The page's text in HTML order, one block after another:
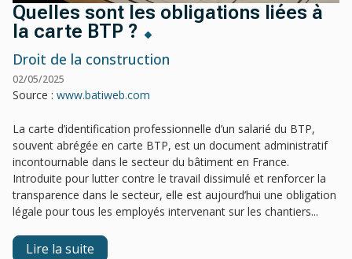
Quelles sont les obligations liées à
la carte BTP ?
Droit de la construction
02/05/2025
Source : www.batiweb.com
La carte d’identification professionnelle d’un salarié du BTP,
souvent abrégée en carte BTP, est un document administratif
incontournable dans le secteur du bâtiment en France.
Introduite pour lutter contre le travail dissimulé et renforcer la
transparence dans le secteur, elle est aujourd’hui une obligation
légale pour tous les employés intervenant sur les chantiers...
Lire la suite